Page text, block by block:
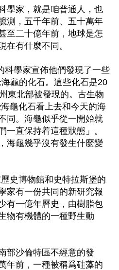
學家，就是咱普通人，也
測，五千年前、五十萬年
至二十億年前，地球是怎
在有什麼不同。
科學家宣佈他們發現了一些
龜的化石。這些化石是20
東北部被發現的。古生物
龜化石看上去和今天的海
同。海龜似乎從一開始就
一直保持着這種狀態」。
海龜幾乎沒有發生什麼變
史博物館和史特拉斯堡的
家有一份共同的新研究報
有一億年曆史，由樹脂包
物有機體的一種野生動
部沙倫特區不經意的發
年前，一種被稱爲硅藻的